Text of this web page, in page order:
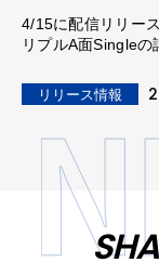
4/15に配信リリー
リプルA面Singleの
リリース情報